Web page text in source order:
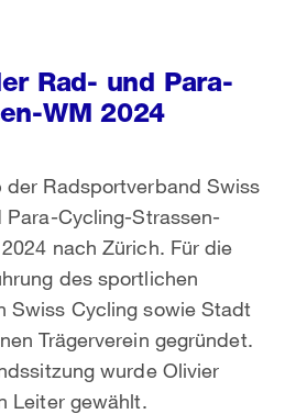
Rad- und Para-
WM 2024
der Radsportverband Swiss
Cycling-Strassen-
nach Zürich. Für die
des sportlichen
Swiss Cycling sowie Stadt
Trägerverein gegründet.
wurde Olivier
Leiter gewählt.